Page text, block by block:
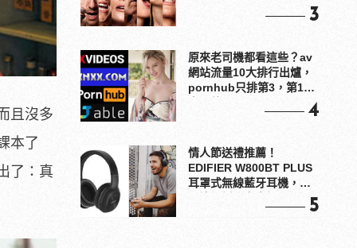
且沒多
本了
了：真
3
原來老司機都看這些？av
網站流量10大排行出爐，
pornhub只排第3，第1名
4
情人節送禮推薦！
EDIFIER W800BT PLUS
耳罩式無線藍牙耳機，在
5